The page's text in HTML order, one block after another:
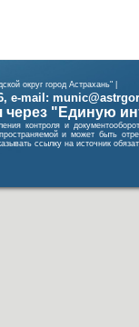
округ город Астрахань" |
e-mail:
"Единую
контроля и
и может быть
ссылку на источник